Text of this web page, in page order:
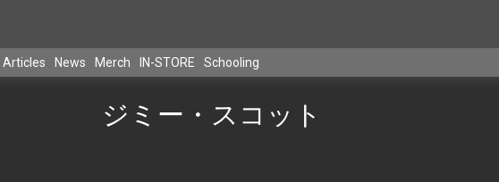
Articles News Merch IN-STORE Schooling
ジミー・スコット